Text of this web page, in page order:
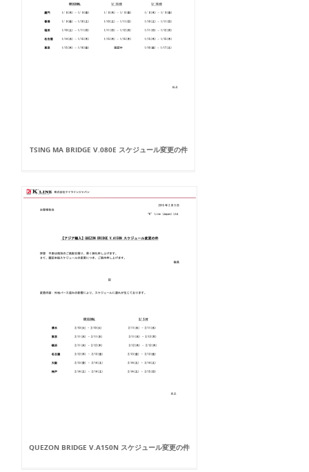
TSING MA BRIDGE V.080E スケジュール変更の件
QUEZON BRIDGE V.A150N スケジュール変更の件